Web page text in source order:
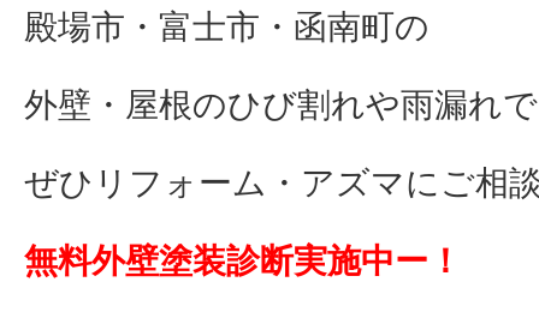
殿場市・富士市・函南町の
外壁・屋根のひび割れや雨漏れ
ぜひリフォーム・アズマにご相
無料外壁塗装診断実施中ー！